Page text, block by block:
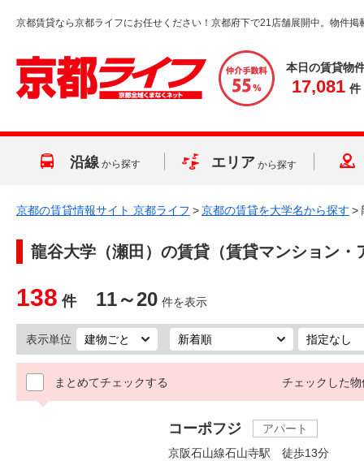
京都賃貸なら京都ライフにお任せください！京都府下で21店舗展開中。物件掲
本日の賃貸物
17,081 件
沿線 から探す エリア から探す
京都の賃貸情報サイト 京都ライフ >京都の賃貸を大学名から探す >
龍谷大学（瀬田） の賃貸（賃貸マンション・
138 件 11～20 件を表示
表示単位
まとめてチェックする チェックした物
コーポフジ
アパート
京阪石山線石山寺駅 徒歩13分